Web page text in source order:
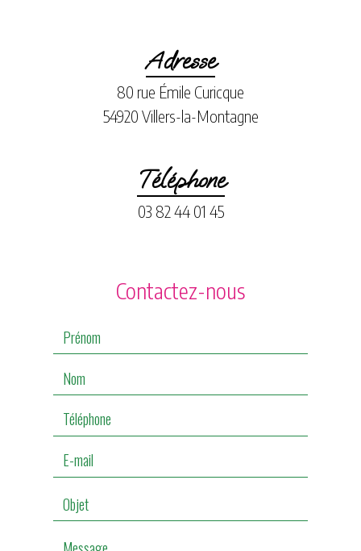
Adresse
80 rue Émile Curicque
54920 Villers-la-Montagne
Téléphone
03 82 44 01 45
Contactez-nous